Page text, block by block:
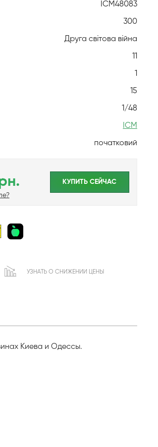
ICM48083
300
Друга світова війна
15
1/48
ICM
початковий
КУПИТЬ CЕЙЧАС
УЗНАТЬ О СНИЖЕНИИ ЦЕНЫ
Киева и Одессы.